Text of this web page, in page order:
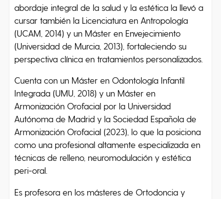
abordaje integral de la salud y la estética la llevó a
cursar también la Licenciatura en Antropología
(UCAM, 2014) y un Máster en Envejecimiento
(Universidad de Murcia, 2013), fortaleciendo su
perspectiva clínica en tratamientos personalizados.
Cuenta con un Máster en Odontología Infantil
Integrada (UMU, 2018) y un Máster en
Armonización Orofacial por la Universidad
Autónoma de Madrid y la Sociedad Española de
Armonización Orofacial (2023), lo que la posiciona
como una profesional altamente especializada en
técnicas de relleno, neuromodulación y estética
peri-oral.
Es profesora en los másteres de Ortodoncia y